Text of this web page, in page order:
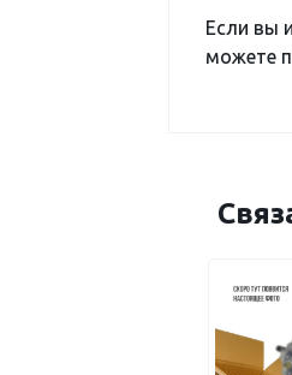
Если вы
можете